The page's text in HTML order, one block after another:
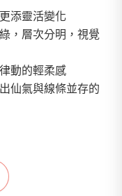
添靈活變化
，層次分明，視覺
動的輕柔感
仙氣與線條並存的